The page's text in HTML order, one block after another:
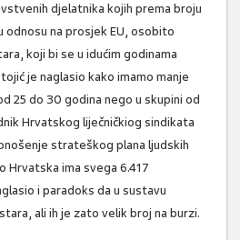
djelatnika kojih prema broju
odnosu na prosjek EU, osobito
koji bi se u idućim godinama
je naglasio kako imamo manje
25 do 30 godina nego u skupini od
Hrvatskog liječničkiog sindikata
strateškog plana ljudskih
Hrvatska ima svega 6.417
i paradoks da u sustavu
ali ih je zato velik broj na burzi.